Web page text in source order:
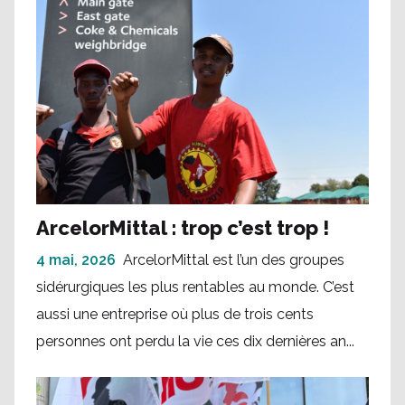
ArcelorMittal : trop c’est trop !
4 mai, 2026 ArcelorMittal est l’un des groupes
sidérurgiques les plus rentables au monde. C’est
aussi une entreprise où plus de trois cents
personnes ont perdu la vie ces dix dernières an...